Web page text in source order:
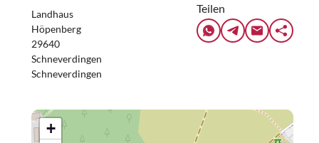
Landhaus
Höpenberg
29640
Schneverdingen
Schneverdingen
Teilen
+